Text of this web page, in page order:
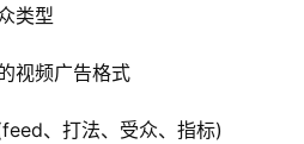
类型
视频广告格式
、打法、受众、指标)